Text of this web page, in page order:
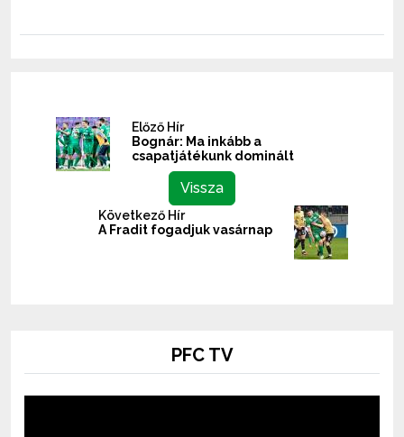
Előző Hír
Bognár: Ma inkább a
csapatjátékunk dominált
Vissza
Következő Hír
A Fradit fogadjuk vasárnap
PFC TV